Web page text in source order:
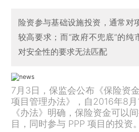
险资参与基础设施投资，通常对
较高要求；而“政府不兜底”的纯
对安全性的要求无法匹配
7月3日，保监会公布《保险资
项目管理办法》，自2016年8月
《办法》明确，保险资金可以
目，同时参与 PPP 项目的投资。